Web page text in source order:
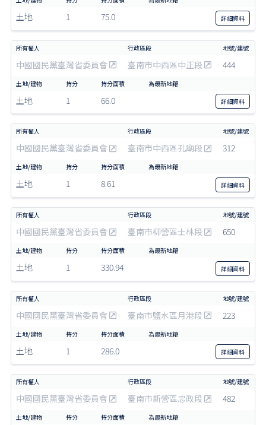
土地 1 75.0 詳細資料
中國國民黨臺灣省委員會 臺南市中西區中正段 444
土地 1 66.0 詳細資料
中國國民黨臺灣省委員會 臺南市中西區孔廟段 312
土地 1 8.61 詳細資料
中國國民黨臺灣省委員會 臺南市柳營區士林段 650
土地 1 330.94 詳細資料
中國國民黨臺灣省委員會 臺南市鹽水區月港段 223
土地 1 286.0 詳細資料
中國國民黨臺灣省委員會 臺南市新營區忠政段 482